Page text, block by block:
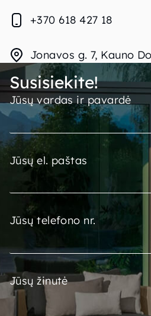
+370 618 427 18
Jonavos g. 7, Kauno
Susisiekite!
Jūsų vardas ir pavardė
Jūsų el. paštas
Jūsų telefono nr.
Jūsų žinutė